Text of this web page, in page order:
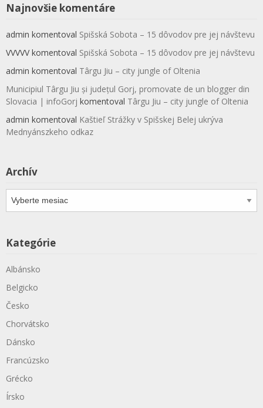
Najnovšie komentáre
admin komentoval Spišská Sobota – 15 dôvodov pre jej návštevu
VVVVVkomentoval Spišská Sobota – 15 dôvodov pre jej návštevu
admin komentoval Târgu Jiu – city jungle of Oltenia
Municipiul Târgu Jiu și județul Gorj, promovate de un blogger din
Slovacia | infoGorj komentoval Târgu Jiu – city jungle of Oltenia
admin komentoval Kaštieľ Strážky v Spišskej Belej ukrýva
Mednyánszkeho odkaz
Archív
Archív
Kategórie
Albánsko
Belgicko
Česko
Chorvátsko
Dánsko
Francúzsko
Grécko
Írsko